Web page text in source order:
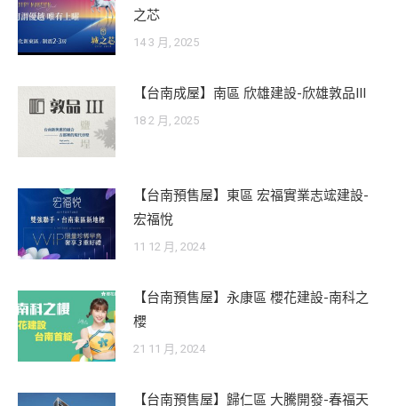
之芯
14 3 月, 2025
【台南成屋】南區 欣雄建設-欣雄敦品III
18 2 月, 2025
【台南預售屋】東區 宏福實業志竤建設-
宏福悅
11 12 月, 2024
【台南預售屋】永康區 櫻花建設-南科之
櫻
21 11 月, 2024
【台南預售屋】歸仁區 大騰開發-春福天